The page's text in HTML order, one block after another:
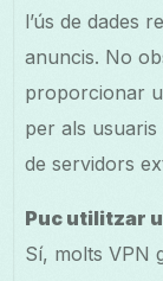
l’ús de dades
anuncis. No
proporcionar
per als
de servidors
Puc utilitzar
Sí, molts VPN